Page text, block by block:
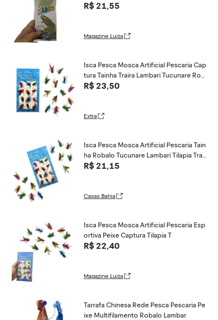
R$ 21,55
Magazine Luiza
Isca Pesca Mosca Artificial Pescaria Cap
tura Tainha Traira Lambari Tucunare Rob
alo Tilapia Mar Rio Lago
R$ 23,50
Extra
Isca Pesca Mosca Artificial Pescaria Tain
ha Robalo Tucunare Lambari Tilapia Trair
a Lago Mar Rio Açude
R$ 21,15
Casas Bahia
Isca Pesca Mosca Artificial Pescaria Esp
ortiva Peixe Captura Tilapia T
R$ 22,40
Magazine Luiza
Tarrafa Chinesa Rede Pesca Pescaria Pe
ixe Multifilamento Robalo Lambar